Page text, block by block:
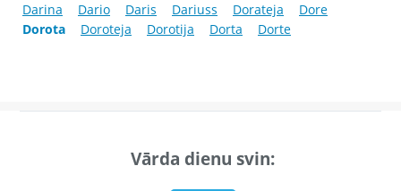
Darina
Dario Daris Dariuss Dorateja
Dore
Dorota
Doroteja Dorotija Dorta Dorte
Vārda dienu svin: